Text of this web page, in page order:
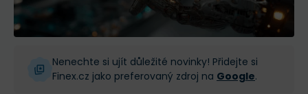
Nenechte si ujít důležité novinky! Přidejte si
Finex.cz jako preferovaný zdroj na Google.